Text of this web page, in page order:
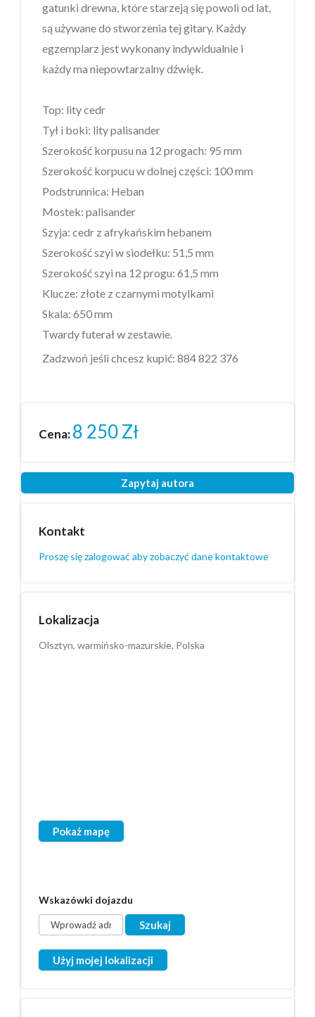
gatunki drewna, które starzeją się powoli od lat,
są używane do stworzenia tej gitary. Każdy
egzemplarz jest wykonany indywidualnie i
każdy ma niepowtarzalny dźwięk.
Top: lity cedr
Tył i boki: lity palisander
Szerokość korpusu na 12 progach: 95 mm
Szerokość korpucu w dolnej części: 100 mm
Podstrunnica: Heban
Mostek: palisander
Szyja: cedr z afrykańskim hebanem
Szerokość szyi w siodełku: 51,5 mm
Szerokość szyi na 12 progu: 61,5 mm
Klucze: złote z czarnymi motylkami
Skala: 650 mm
Twardy futerał w zestawie.
Zadzwoń jeśli chcesz kupić: 884 822 376
Cena:8 250Zł
Zapytaj autora
Kontakt
Proszę się zalogować aby zobaczyć dane kontaktowe
Lokalizacja
Olsztyn, warmińsko-mazurskie, Polska
Pokaż mapę
Wskazówki dojazdu
Użyj mojej lokalizacji